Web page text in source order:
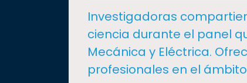
Investigadoras
ciencia durante el panel
Mecánica y Eléctrica.
profesionales en el